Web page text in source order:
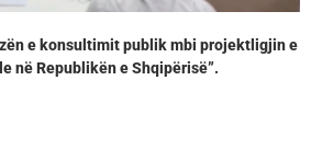
e konsultimit publik mbi projektligjin e
në Republikën e Shqipërisë”.